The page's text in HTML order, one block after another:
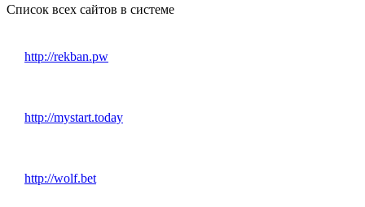
Список всех сайтов в системе
http://rekban.pw
http://mystart.today
http://wolf.bet